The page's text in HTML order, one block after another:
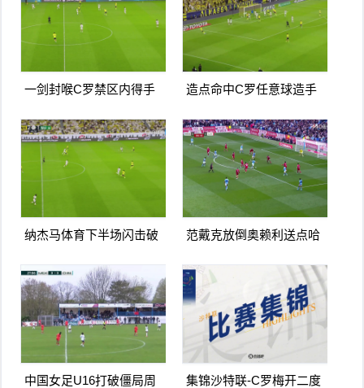
一剑封喉C罗禁区内得手
967球
造点命中C罗任意球造手
球
纳杰马体育下半场闪击破
得手
范戴克放倒奥赖利送点哈
浦
中国女足U16打破僵局周
集锦沙特联-C罗梅开二度